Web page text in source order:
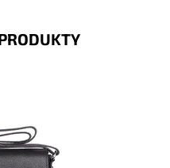
kabelka, kterou lze
barvě.